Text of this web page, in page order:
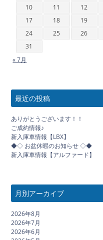
10 11 12
17
18 19
24
25 26
31
« 7月
最近の投稿
ありがとうございます！！
ご成約情報♪
新入庫車情報【LBX】
◆◇ お盆休暇のお知らせ ◇◆
新入庫車情報【アルファード】
月別アーカイブ
2026年8月
2026年7月
2026年6月